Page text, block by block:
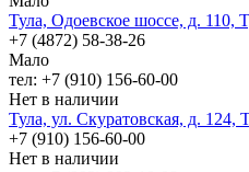
Тула, Одоевское шоссе, д. 110,
+7 (4872) 58-38-26
Мало
тел: +7 (910) 156-60-00
Нет в наличии
Тула, ул. Скуратовская, д. 124,
+7 (910) 156-60-00
Нет в наличии